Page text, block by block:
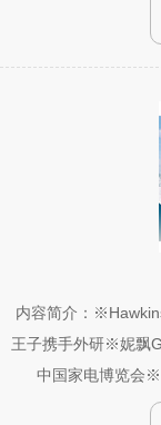
内容简介：
王子携手外研※妮飘
中国家电博览会